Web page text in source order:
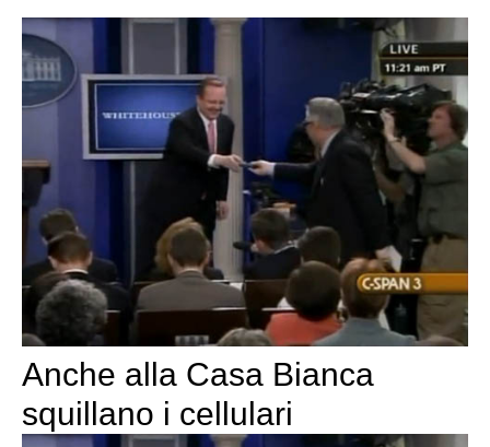
Anche alla Casa Bianca
squillano i cellulari